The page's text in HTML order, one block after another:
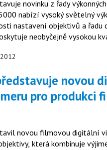
novinku z řady
nabízí vysoký světelný
nastavení objektivů a řadu
neobyčejně vysokou
pro produkci
novou filmovou digitální
která kombinuje